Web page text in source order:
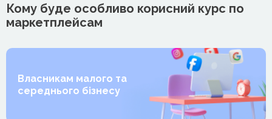
Кому буде особливо корисний курс по
маркетплейсам
Власникам малого та
середнього бізнесу